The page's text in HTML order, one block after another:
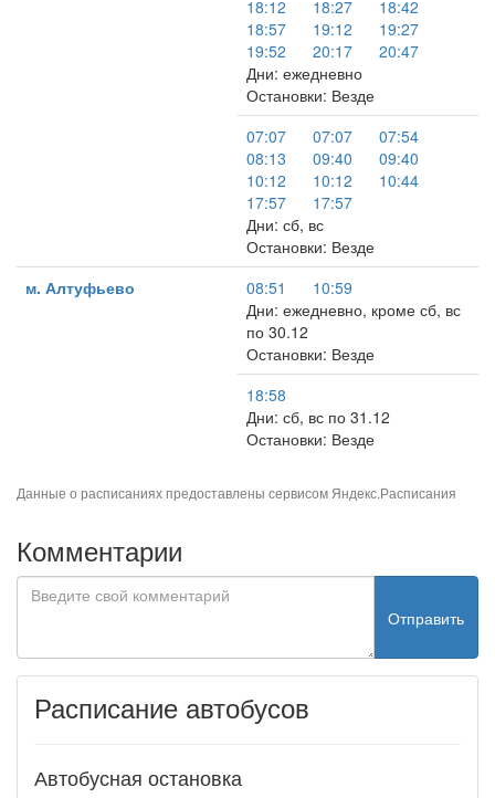
18:12
18:27
18:42
18:57
19:12
19:27
19:52
20:17
20:47
Дни: ежедневно
Остановки: Везде
07:07
07:07
07:54
08:13
09:40
09:40
10:12
10:12
10:44
17:57
17:57
Дни: сб, вс
Остановки: Везде
м. Алтуфьево
08:51
10:59
Дни: ежедневно, кроме сб, вс
по 30.12
Остановки: Везде
18:58
Дни: сб, вс по 31.12
Остановки: Везде
Данные о расписаниях предоставлены сервисом Яндекс.Расписания
Комментарии
Отправить
Расписание автобусов
Автобусная остановка